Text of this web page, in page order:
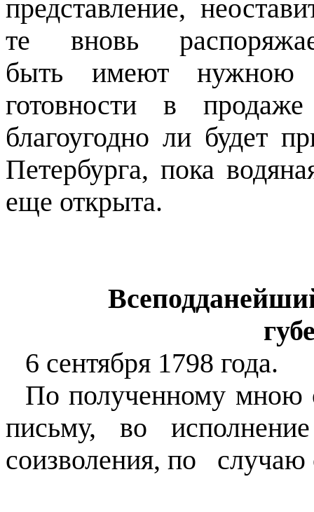
представление,
те
вновь
быть
имеют
нужною
готовности в
благоугодно ли будет
Петербурга, пока
еще открыта.
6 сентября 1798 года.
По полученному мною
письму, во
соизволения, по
случаю